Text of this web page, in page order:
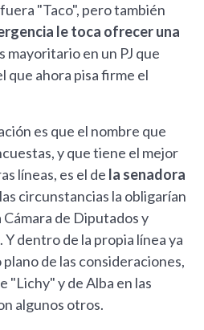
"Taco", pero también
le toca ofrecer una
mayoritario en un PJ que
que ahora pisa firme el
es que el nombre que
y que tiene el mejor
líneas, es el de la senadora
circunstancias la obligarían
Cámara de Diputados y
dentro de la propia línea ya
de las consideraciones,
"Lichy" y de Alba en las
algunos otros.